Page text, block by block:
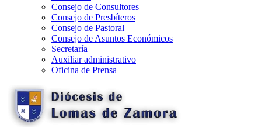
Consejo de Consultores
Consejo de Presbíteros
Consejo de Pastoral
Consejo de Asuntos Económicos
Secretaría
Auxiliar administrativo
Oficina de Prensa